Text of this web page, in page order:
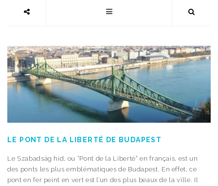
LE PONT DE LA LIBERTÉ DE BUDAPEST
Le Szabadság híd, ou “Pont de la Liberté” en français, est un
des ponts les plus emblématiques de Budapest. En effet, ce
pont en fer peint en vert est l’un des plus beaux de la ville. Il